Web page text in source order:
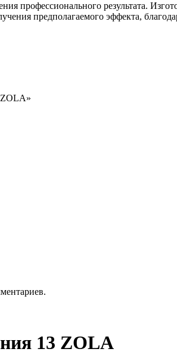
профессионального результата.
предполагаемого эффекта,
ZOLA»
13 ZOLA